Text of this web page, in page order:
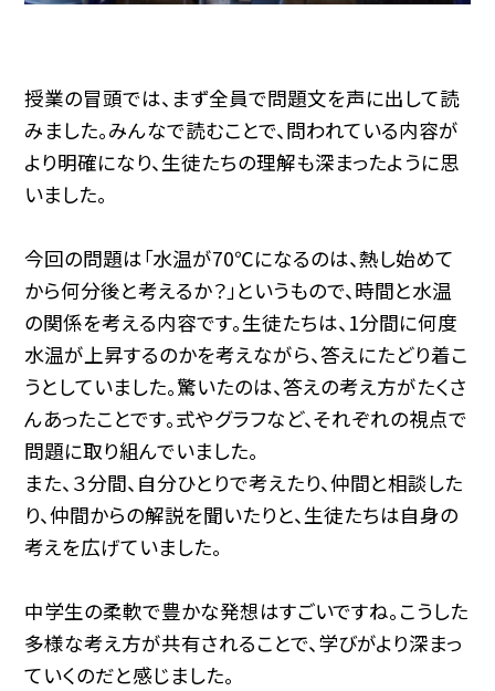
授業の冒頭では、まず全員で問題文を声に出して読
みました。みんなで読むことで、問われている内容が
より明確になり、生徒たちの理解も深まったように思
いました。
今回の問題は「水温が70℃になるのは、熱し始めて
から何分後と考えるか？」というもので、時間と水温
の関係を考える内容です。生徒たちは、1分間に何度
水温が上昇するのかを考えながら、答えにたどり着こ
うとしていました。驚いたのは、答えの考え方がたくさ
んあったことです。式やグラフなど、それぞれの視点で
問題に取り組んでいました。
また、３分間、自分ひとりで考えたり、仲間と相談した
り、仲間からの解説を聞いたりと、生徒たちは自身の
考えを広げていました。
中学生の柔軟で豊かな発想はすごいですね。こうした
多様な考え方が共有されることで、学びがより深まっ
ていくのだと感じました。